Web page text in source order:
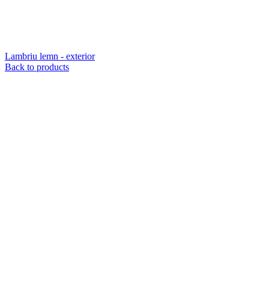
Lambriu lemn - exterior
Back to products